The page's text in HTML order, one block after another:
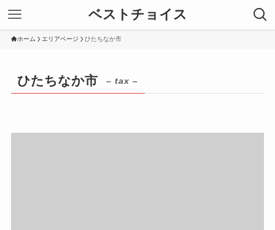
ベストチョイス
ホーム エリアページ ひたちなか市
ひたちなか市 – tax –